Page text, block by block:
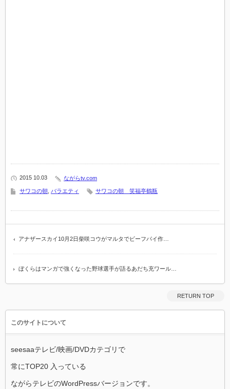
2015 10.03 ながらtv.com
サワコの朝 バラエティ サワコの朝 笑福亭鶴瓶
アナザースカイ10月2日柴咲コウがマルタでビーフパイ作…
ぼくらはマンガで強くなった野球選手が語るあだち充ワール…
RETURN TOP
このサイトについて
seesaaテレビ/映画/DVDカテゴリで
常にTOP20 入っている
ながらテレビのWordPressバージョンです。